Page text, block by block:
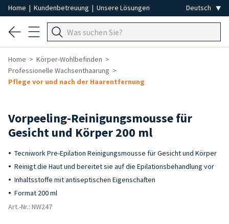
Home | Kundenbetreuung | Unsere Lösungen
Home
Körper-Wohlbefinden
Professionelle Wachsenthaarung
Pflege vor und nach der Haarentfernung
Vorpeeling-Reinigungsmousse für
Gesicht und Körper 200 ml
Tecniwork Pre-Epilation Reinigungsmousse für Gesicht und Körper
Reinigt die Haut und bereitet sie auf die Epilationsbehandlung vor
Inhaltsstoffe mit antiseptischen Eigenschaften
Format 200 ml
Art.-Nr.: NW247